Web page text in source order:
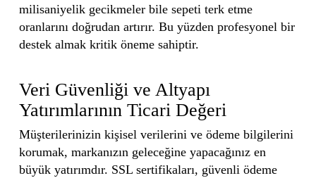
milisaniyelik gecikmeler bile sepeti terk etme
oranlarını doğrudan artırır. Bu yüzden profesyonel bir
destek almak kritik öneme sahiptir.
Veri Güvenliği ve Altyapı
Yatırımlarının Ticari Değeri
Müşterilerinizin kişisel verilerini ve ödeme bilgilerini
korumak, markanızın geleceğine yapacağınız en
büyük yatırımdır. SSL sertifikaları, güvenli ödeme